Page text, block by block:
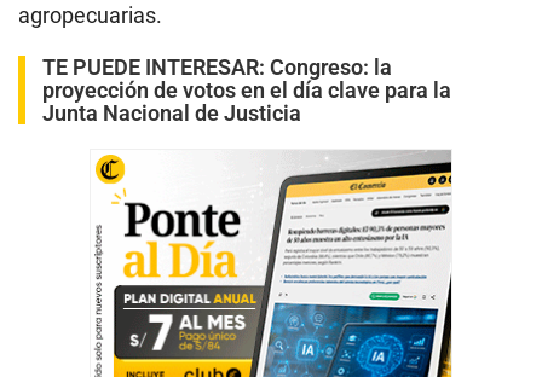
agropecuarias.
TE PUEDE INTERESAR: Congreso: la
proyección de votos en el día clave para la
Junta Nacional de Justicia